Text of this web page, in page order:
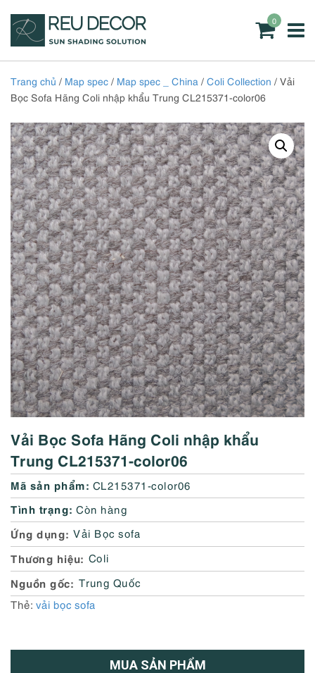
0
Trang chủ / Map spec / Map spec _ China / Coli Collection / Vải
Bọc Sofa Hãng Coli nhập khẩu Trung CL215371-color06
Vải Bọc Sofa Hãng Coli nhập khẩu
Trung CL215371-color06
Mã sản phẩm: CL215371-color06
Tình trạng: Còn hàng
Ứng dụng Vải Bọc sofa
Thương hiệu Coli
Nguồn gốc
Trung Quốc
Thẻ: vải bọc sofa
MUA SẢN PHẨM